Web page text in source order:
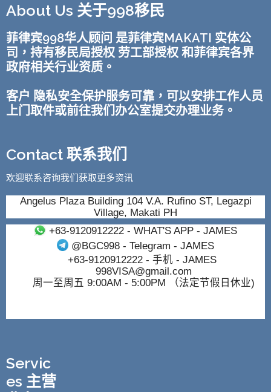
About Us 关于998移民
菲律宾998华人顾问 是菲律宾MAKATI 实体公
司，持有移民局授权 劳工部授权 和菲律宾各界
政府相关行业资质。
客户 隐私安全保护服务可靠，可以安排工作人员
上门取件或前往我们办公室提交办理业务。
Contact 联系我们
欢迎联系咨询我们获取更多资讯
Angelus Plaza Building 104 V.A. Rufino ST, Legazpi
Village, Makati PH
+63-9120912222- WHAT'S APP - JAMES
@BGC998 - Telegram - JAMES
+63-9120912222- 手机 - JAMES
998VISA@gmail.com
周一至周五 9:00AM - 5:00PM （法定节假日休业)
Servic
es 主营